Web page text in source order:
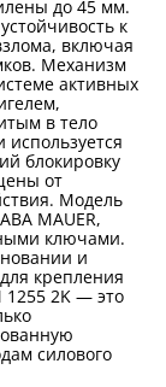
до 45 мм.
к
включая
Механизм
активных
в тело
блокировку
от
Модель
MAUER,
ключами.
и
крепления
1255 2K — это
силового